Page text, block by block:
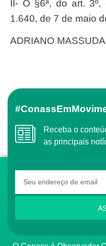
1.640, de 7 de maio
ADRIANO MASSUDA
Receba o conteúdo semanal do Conass com
as principais